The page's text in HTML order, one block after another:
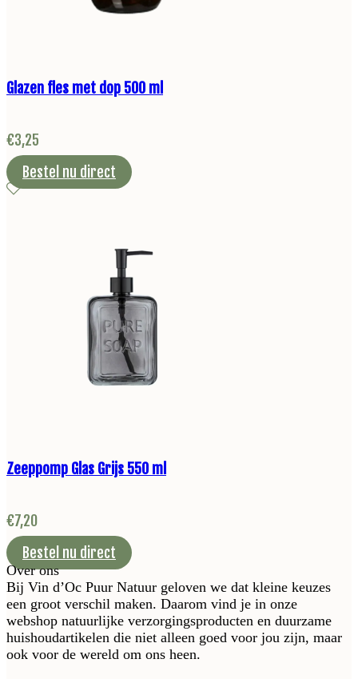
Glazen fles met dop 500 ml
€3,25
Bestel nu direct
Zeeppomp Glas Grijs 550 ml
€7,20
Bestel nu direct
Over ons
Bij Vin d’Oc Puur Natuur geloven we dat kleine keuzes
een groot verschil maken. Daarom vind je in onze
webshop natuurlijke verzorgingsproducten en duurzame
huishoudartikelen die niet alleen goed voor jou zijn, maar
ook voor de wereld om ons heen.